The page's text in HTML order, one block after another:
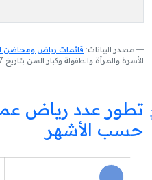
مصدر البيانات: قائمات رياض ومحاضن
الأسرة والمرأة والطفولة وكبار السن بتاريخ 2026/08/07 على الساعة 16:31
تطور عدد رياض
حسب الأشهر